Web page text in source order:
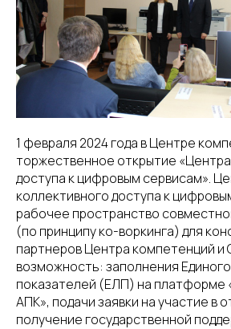
1 февраля 2024 года в Центре
торжественное открытие
доступа к цифровым сервисам».
коллективного доступа к
рабочее пространство
(по принципу ко-воркинга) для
партнеров Центра компетенций и
возможность: заполнения
показателей (ЕЛП) на платформе
АПК», подачи заявки на участие в
получение государственной